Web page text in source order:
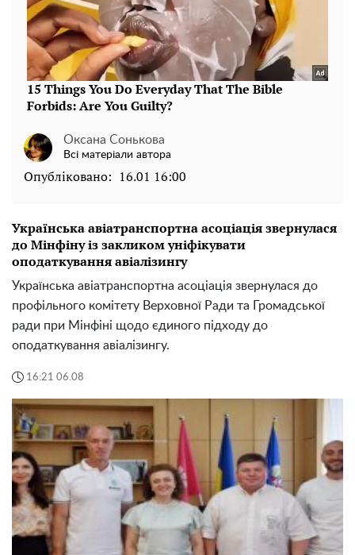
Оксана Сонькова
Всі матеріали автора
Опубліковано: 16.01 16:00
Українська авіатранспортна асоціація звернулася
до Мінфіну із закликом уніфікувати
оподаткування авіалізингу
Українська авіатранспортна асоціація звернулася до
профільного комітету Верховної Ради та Громадської
ради при Мінфіні щодо єдиного підходу до
оподаткування авіалізингу.
16:21 06.08